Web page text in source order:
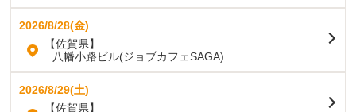
2026/8/28(金)
【佐賀県】
八幡小路ビル(ジョブカフェSAGA)
2026/8/29(土)
【佐賀県】